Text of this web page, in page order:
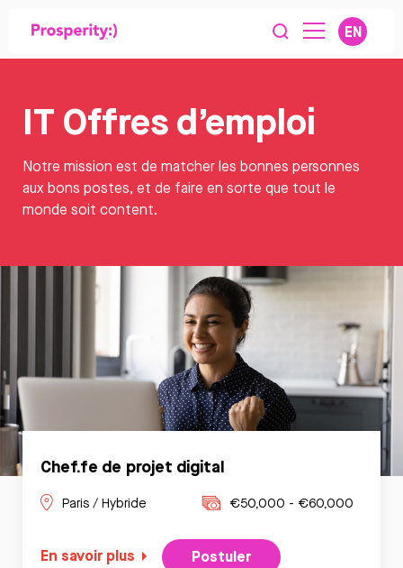
EN
IT Offres d’emploi
Notre mission est de matcher les bonnes personnes
aux bons postes, et de faire en sorte que tout le
monde soit content.
Chef.fe de projet digital
Paris / Hybride €50,000 - €60,000
En savoir plus Postuler